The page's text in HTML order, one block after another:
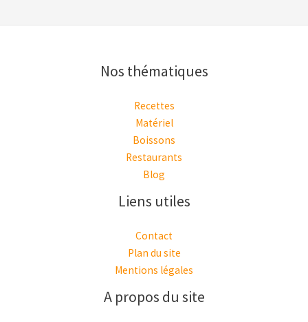
Nos thématiques
Recettes
Matériel
Boissons
Restaurants
Blog
Liens utiles
Contact
Plan du site
Mentions légales
A propos du site